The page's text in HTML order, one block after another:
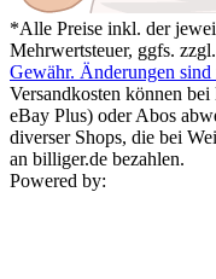
*Alle Preise inkl. der
Mehrwertsteuer, ggfs.
Gewähr. Änderungen
Versandkosten können
eBay Plus) oder Abos
diverser Shops, die bei
an billiger.de bezahlen.
Powered by: